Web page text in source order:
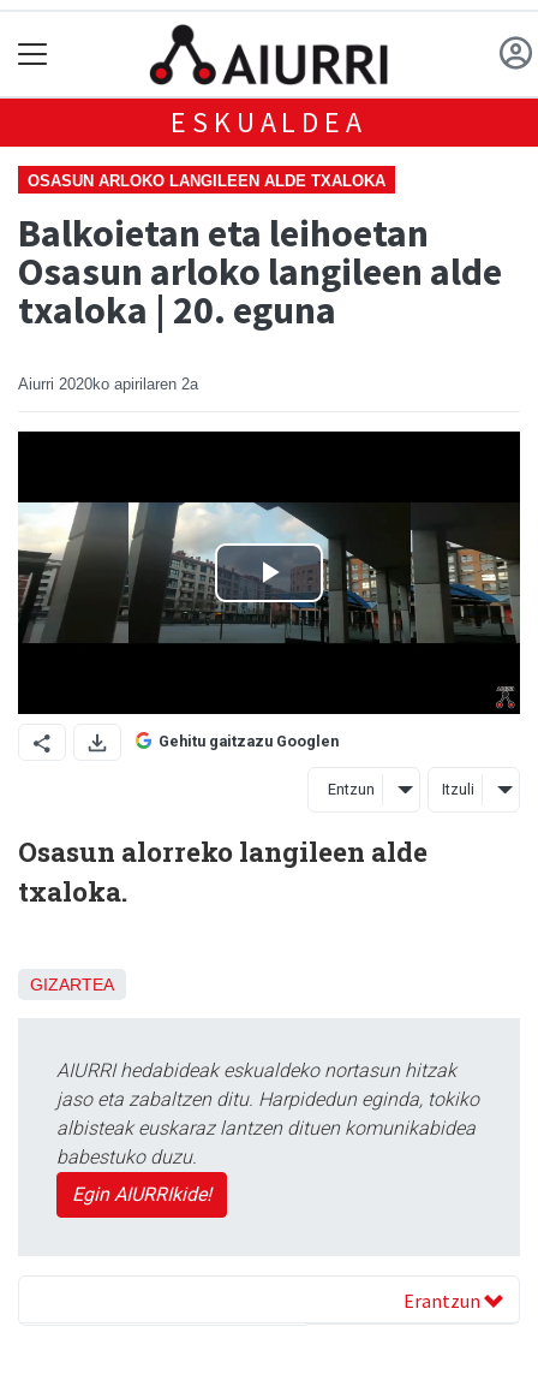
ESKUALDEA
OSASUN ARLOKO LANGILEEN ALDE TXALOKA
Balkoietan eta leihoetan
Osasun arloko langileen alde
txaloka | 20. eguna
Aiurri 2020ko apirilaren 2a
Gehitu gaitzazu Googlen
Entzun Itzuli
Osasun alorreko langileen alde
txaloka.
GIZARTEA
AIURRI hedabideak eskualdeko nortasun hitzak
jaso eta zabaltzen ditu. Harpidedun eginda, tokiko
albisteak euskaraz lantzen dituen komunikabidea
babestuko duzu.
Egin AIURRIkide!
Erantzun